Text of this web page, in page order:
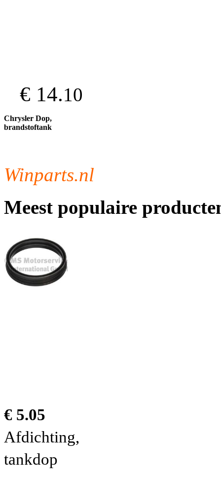
€ 14.10
Chrysler Dop,
brandstoftank
Winparts.nl
Meest populaire
€ 5.05
Afdichting,
tankdop